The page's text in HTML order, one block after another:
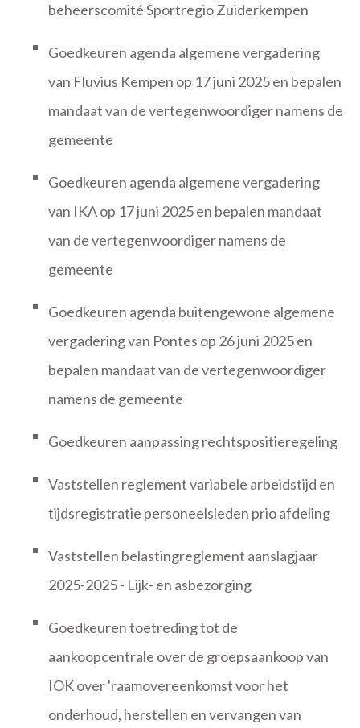
beheerscomité Sportregio Zuiderkempen
Goedkeuren agenda algemene vergadering
van Fluvius Kempen op 17 juni 2025 en bepalen
mandaat van de vertegenwoordiger namens de
gemeente
Goedkeuren agenda algemene vergadering
van IKA op 17 juni 2025 en bepalen mandaat
van de vertegenwoordiger namens de
gemeente
Goedkeuren agenda buitengewone algemene
vergadering van Pontes op 26 juni 2025 en
bepalen mandaat van de vertegenwoordiger
namens de gemeente
Goedkeuren aanpassing rechtspositieregeling
Vaststellen reglement variabele arbeidstijd en
tijdsregistratie personeelsleden prio afdeling
Vaststellen belastingreglement aanslagjaar
2025-2025 - Lijk- en asbezorging
Goedkeuren toetreding tot de
aankoopcentrale over de groepsaankoop van
IOK over 'raamovereenkomst voor het
onderhoud, herstellen en vervangen van